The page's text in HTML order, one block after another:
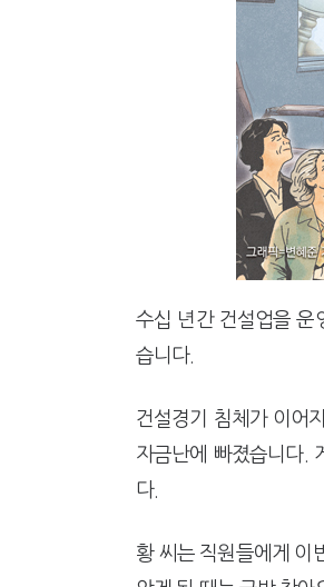
수십 년간 건설업을 운
습니다.
건설경기 침체가 이어
자금난에 빠졌습니다.
다.
황 씨는 직원들에게 이